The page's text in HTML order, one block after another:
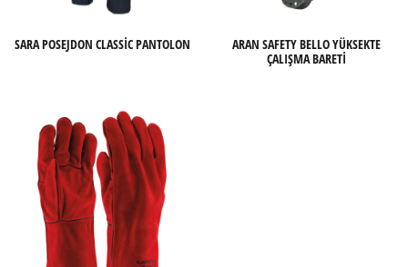
SARA POSEJDON CLASSIC PANTOLON
ARAN SAFETY BELLO YÜKSEKTE
ÇALIŞMA BARETI